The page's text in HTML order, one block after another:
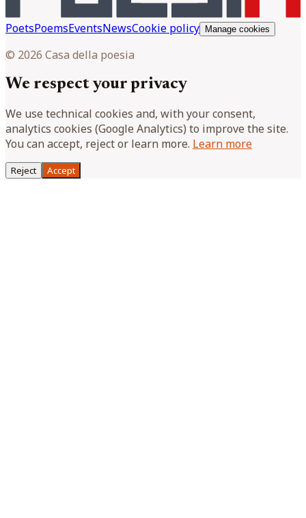
PoetsPoemsEventsNewsCookie policy Manage cookies
© 2026 Casa della poesia
We respect your privacy
We use technical cookies and, with your consent,
analytics cookies (Google Analytics) to improve the site.
You can accept, reject or learn more. Learn more
Reject Accept